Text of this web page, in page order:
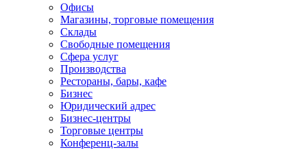
Офисы
Магазины, торговые помещения
Склады
Свободные помещения
Сфера услуг
Производства
Рестораны, бары, кафе
Бизнес
Юридический адрес
Бизнес-центры
Торговые центры
Конференц-залы